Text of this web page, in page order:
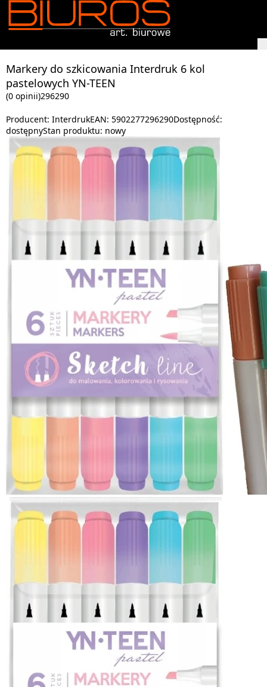
Markery do szkicowania Interdruk 6 kol
pastelowych YN-TEEN
(0 opinii)296290
Producent: InterdrukEAN: 5902277296290Dostępność:
dostępnyStan produktu: nowy